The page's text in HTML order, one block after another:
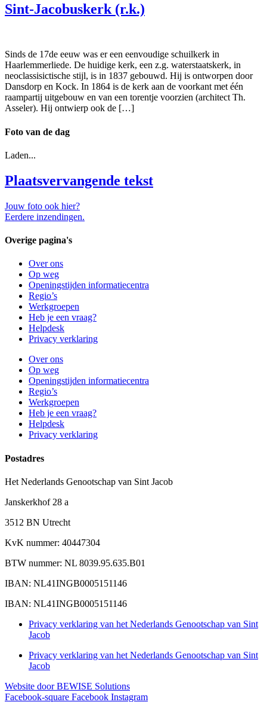
Sint-Jacobuskerk (r.k.)
Sinds de 17de eeuw was er een eenvoudige schuilkerk in
Haarlemmerliede. De huidige kerk, een z.g. waterstaatskerk, in
neoclassisictische stijl, is in 1837 gebouwd. Hij is ontworpen door
Dansdorp en Kock. In 1864 is de kerk aan de voorkant met één
raampartij uitgebouw en van een torentje voorzien (architect Th.
Asseler). Hij ontwierp ook de […]
Foto van de dag
Laden...
Plaatsvervangende tekst
Jouw foto ook hier?
Eerdere inzendingen.
Overige pagina's
Over ons
Op weg
Openingstijden informatiecentra
Regio’s
Werkgroepen
Heb je een vraag?
Helpdesk
Privacy verklaring
Over ons
Op weg
Openingstijden informatiecentra
Regio’s
Werkgroepen
Heb je een vraag?
Helpdesk
Privacy verklaring
Postadres
Het Nederlands Genootschap van Sint Jacob
Janskerkhof 28 a
3512 BN Utrecht
KvK nummer: 40447304
BTW nummer: NL 8039.95.635.B01
IBAN: NL41INGB0005151146
IBAN: NL41INGB0005151146
Privacy verklaring van het Nederlands Genootschap van Sint
Jacob
Privacy verklaring van het Nederlands Genootschap van Sint
Jacob
Website door BEWISE Solutions
Facebook-square Facebook Instagram